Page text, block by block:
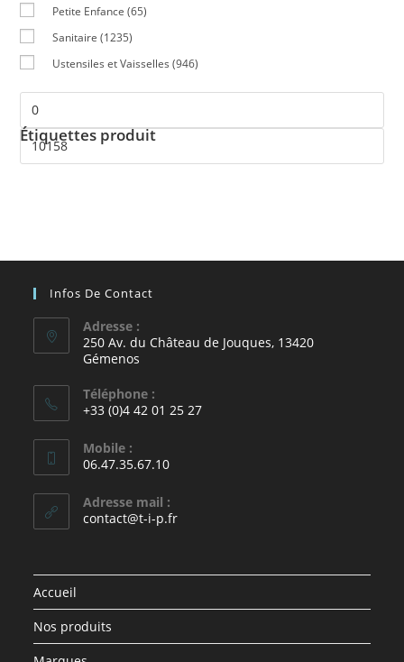
Petite Enfance (65)
Sanitaire (1235)
Ustensiles et Vaisselles (946)
Étiquettes produit
Infos De Contact
Adresse :
250 Av. du Château de Jouques, 13420
Gémenos
Téléphone :
+33 (0)4 42 01 25 27
Mobile :
06.47.35.67.10
Adresse mail :
contact@t-i-p.fr
Accueil
Nos produits